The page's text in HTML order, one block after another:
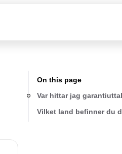
On this page
Var hittar jag
Vilket land befinner du